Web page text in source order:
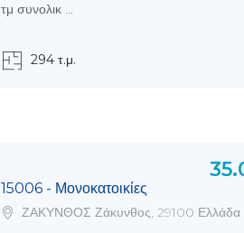
τμ συνολικ ...
294 τ.μ.
15006 - Μονοκατοικίες
ΖΑΚΥΝΘΟΣ Ζάκυνθος, 29100 Ελλάδα